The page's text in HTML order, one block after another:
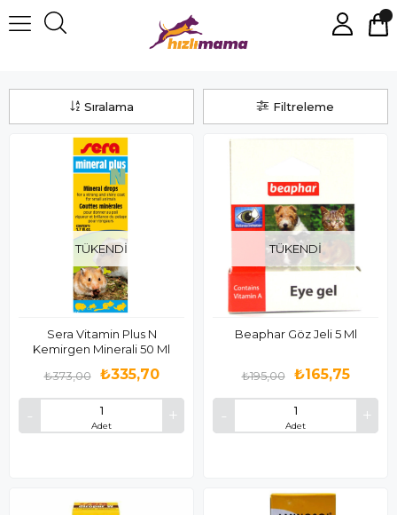
Filtreleme
Sıralama
TÜKENDI
Sera Vitamin Plus N
Kemirgen Minerali 50 Ml
Adet
₺335,70
₺373,00
TÜKENDI
Beaphar Göz Jeli 5 Ml
Adet
₺165,75
₺195,00